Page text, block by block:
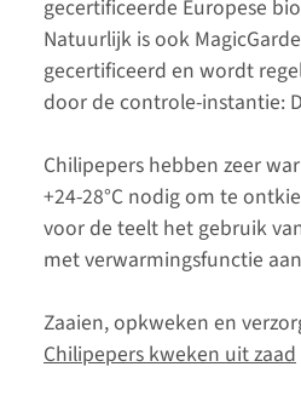
gecertificeerde Europese
Natuurlijk is ook
gecertificeerd en wordt
door de controle-instantie:
Chilipepers hebben zeer
+24-28°C nodig om te
voor de teelt het gebruik
met verwarmingsfunctie
Zaaien, opkweken en
Chilipepers kweken uit zaad